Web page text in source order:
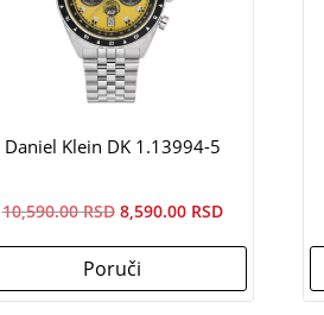
Daniel Klein DK 1.13994-5
10,590.00
Originalna
je
bila:
8,590.00
Trenutna
8,590.00рсд.
Poruči